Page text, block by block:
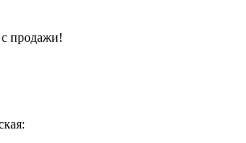
продажи!